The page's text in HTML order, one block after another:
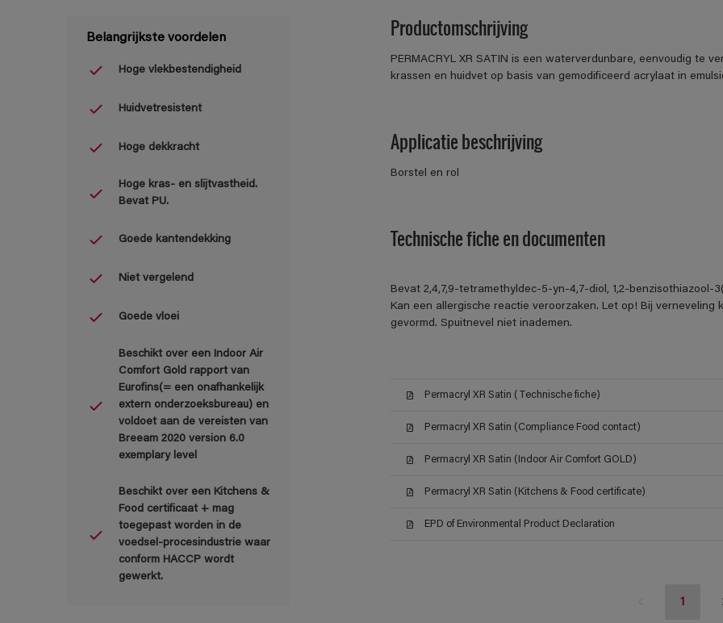
Belangrijkste voordelen
Hoge vlekbestendigheid
Huidvetresistent
Hoge dekkracht
Hoge kras- en slijtvastheid.
Bevat PU.
Goede kantendekking
Niet vergelend
Goede vloei
Beschikt over een Indoor Air
Comfort Gold rapport van
Eurofins(= een onafhankelijk
extern onderzoeksbureau) en
voldoet aan de vereisten van
Breeam 2020 version 6.0
exemplary level
Beschikt over een Kitchens &
Food certificaat + mag
toegepast worden in de
voedsel-procesindustrie waar
conform HACCP wordt
gewerkt.
Productomschrijving
PERMACRYL XR SATIN is een waterverdunbare, eenvoudig te
krassen en huidvet op basis van gemodificeerd acrylaat in
Applicatie beschrijving
Borstel en rol
Technische fiche en documenten
Bevat 2,4,7,9-tetramethyldec-5-yn-4,7-diol, 1,2-
Kan een allergische reactie veroorzaken. Let op! Bij
gevormd. Spuitnevel niet inademen.
Permacryl XR Satin (Technische fiche)
Permacryl XR Satin (Compliance Food contact)
Permacryl XR Satin (Indoor Air Comfort GOLD)
Permacryl XR Satin (Kitchens & Food certificate)
EPD of Environmental Product Declaration
1